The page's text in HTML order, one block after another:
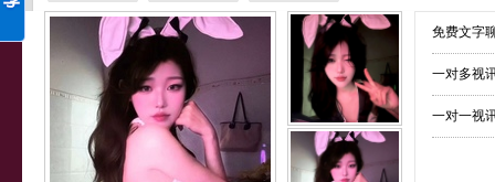
免费文字
一对多视
一对一视